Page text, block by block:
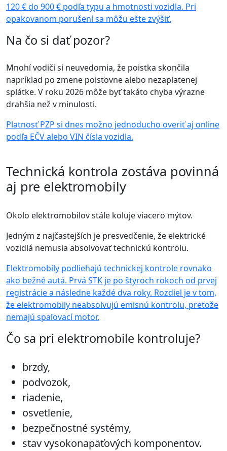
120 € do 900 € podľa typu a hmotnosti vozidla. Pri
opakovanom porušení sa môžu ešte zvýšiť.
Na čo si dať pozor?
Mnohí vodiči si neuvedomia, že poistka skončila
napríklad po zmene poisťovne alebo nezaplatenej
splátke. V roku 2026 môže byť takáto chyba výrazne
drahšia než v minulosti.
Platnosť PZP si dnes možno jednoducho overiť aj online
podľa EČV alebo VIN čísla vozidla.
Technická kontrola zostáva povinná
aj pre elektromobily
Okolo elektromobilov stále koluje viacero mýtov.
Jedným z najčastejších je presvedčenie, že elektrické
vozidlá nemusia absolvovať technickú kontrolu.
Elektromobily podliehajú technickej kontrole rovnako
ako bežné autá. Prvá STK je po štyroch rokoch od prvej
registrácie a následne každé dva roky. Rozdiel je v tom,
že elektromobily neabsolvujú emisnú kontrolu, pretože
nemajú spaľovací motor.
Čo sa pri elektromobile kontroluje?
brzdy,
podvozok,
riadenie,
osvetlenie,
bezpečnostné systémy,
stav vysokonapäťových komponentov.